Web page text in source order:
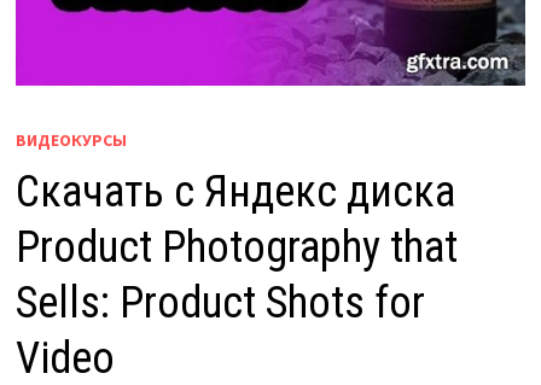
ВИДЕОКУРСЫ
Скачать с Яндекс диска
Product Photography that
Sells: Product Shots for
Video